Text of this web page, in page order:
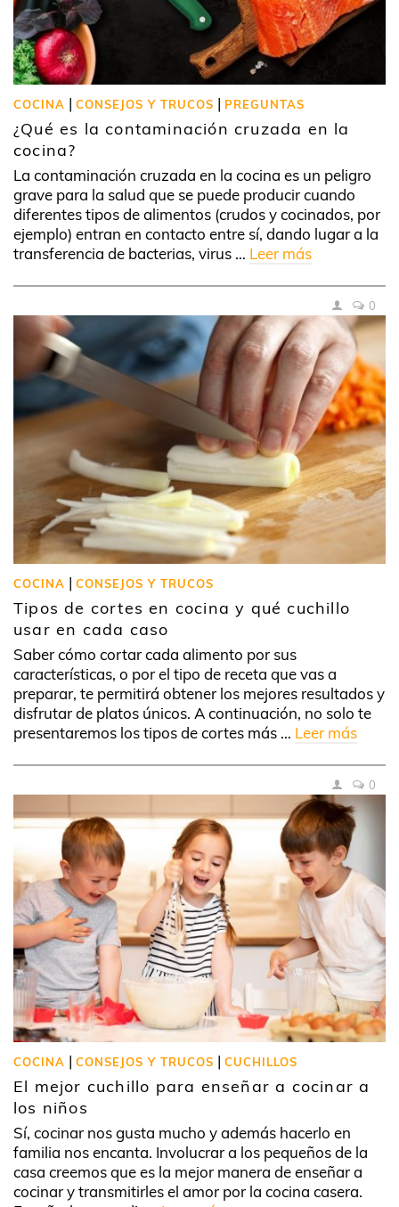
COCINA | CONSEJOS Y TRUCOS | PREGUNTAS
¿Qué es la contaminación cruzada en la
cocina?
La contaminación cruzada en la cocina es un peligro
grave para la salud que se puede producir cuando
diferentes tipos de alimentos (crudos y cocinados, por
ejemplo) entran en contacto entre sí, dando lugar a la
transferencia de bacterias, virus … Leer más
0
COCINA | CONSEJOS Y TRUCOS
Tipos de cortes en cocina y qué cuchillo
usar en cada caso
Saber cómo cortar cada alimento por sus
características, o por el tipo de receta que vas a
preparar, te permitirá obtener los mejores resultados y
disfrutar de platos únicos. A continuación, no solo te
presentaremos los tipos de cortes más … Leer más
0
COCINA | CONSEJOS Y TRUCOS | CUCHILLOS
El mejor cuchillo para enseñar a cocinar a
los niños
Sí, cocinar nos gusta mucho y además hacerlo en
familia nos encanta. Involucrar a los pequeños de la
casa creemos que es la mejor manera de enseñar a
cocinar y transmitirles el amor por la cocina casera.